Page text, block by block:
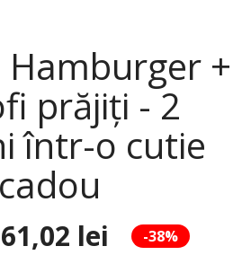
Hamburger +
prăjiți - 2
într-o cutie
cadou
-38%
61,02 lei